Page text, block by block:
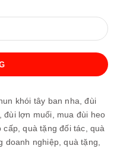
khói tây ban nha,đùi
đùi lợn muối, mua đùi heo
cấp,quà tặng đối tác,quà
doanh nghiệp,quà tặng,